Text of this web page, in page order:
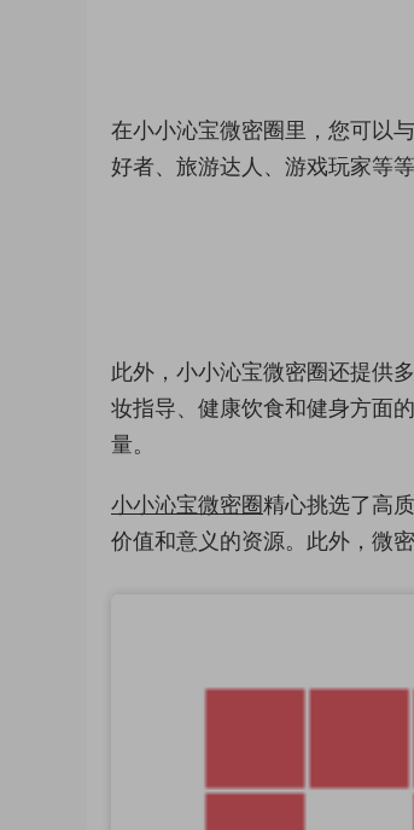
在小小沁宝微密圈里，您可以
好者、旅游达人、游戏玩家等
此外，小小沁宝微密圈还提供
妆指导、健康饮食和健身方面
量。
小小沁宝微密圈精心挑选了高
价值和意义的资源。此外，微